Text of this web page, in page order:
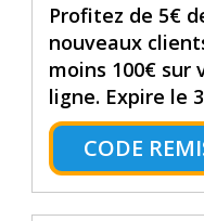
Profitez de 5€
nouveaux
moins 100€ sur
ligne. Expire le
CODE